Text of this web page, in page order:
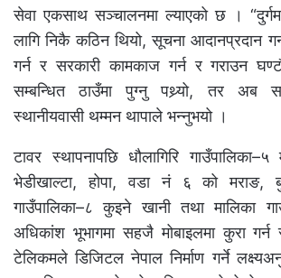
सेवा एकसाथ सञ्चालनमा ल्याएको छ ।
लागि निकै कठिन थियो, सूचना आदानप्रदान
गर्न र सरकारी कामकाज गर्न र गराउन
सम्बन्धित ठाउँमा पुग्नु पथ्र्यो, तर अब
स्थानीयवासी थम्मन थापाले भन्नुभयो ।
टावर स्थापनापछि धौलागिरि
भेडीखाल्टा, होपा, वडा नं ६ को मराङ,
गाउँपालिका–८ कुइने खानी तथा मालिका
अधिकांश भूभागमा सहजै मोबाइलमा कुरा
टेलिकमले डिजिटल नेपाल निर्माण गर्ने